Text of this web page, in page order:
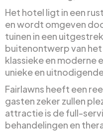
Het hotel ligt in een
en wordt omgeven
tuinen in een
buitenontwerp van het
klassieke en moderne
unieke en
Fairlawns heeft een
gasten zeker zullen
attractie is de full-
behandelingen en